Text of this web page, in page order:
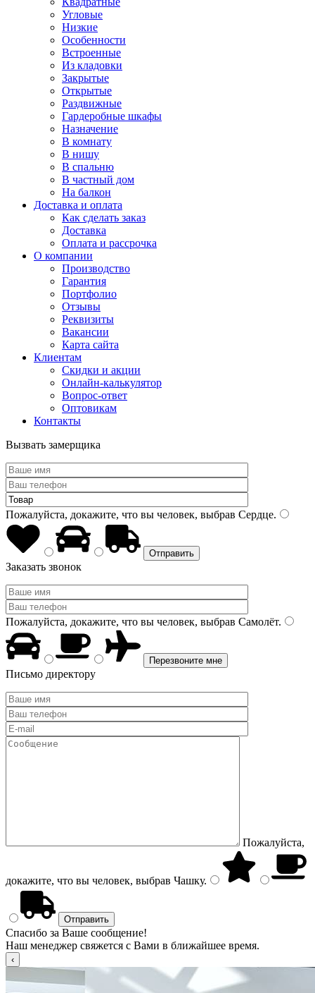
Угловые
Низкие
Особенности
Встроенные
Из кладовки
Закрытые
Открытые
Раздвижные
Гардеробные шкафы
Назначение
В комнату
В нишу
В спальню
В частный дом
На балкон
Доставка и оплата
Как сделать заказ
Доставка
Оплата и рассрочка
О компании
Производство
Гарантия
Портфолио
Отзывы
Реквизиты
Вакансии
Карта сайта
Клиентам
Скидки и акции
Онлайн-калькулятор
Вопрос-ответ
Оптовикам
Контакты
Вызвать замерщика
Пожалуйста, докажите, что вы человек, выбрав Сердце.
Заказать звонок
Пожалуйста, докажите, что вы человек, выбрав Самолёт.
Письмо директору
Пожалуйста,
докажите, что вы человек, выбрав Чашку.
Спасибо за Ваше сообщение!
Наш менеджер свяжется с Вами в ближайшее время.